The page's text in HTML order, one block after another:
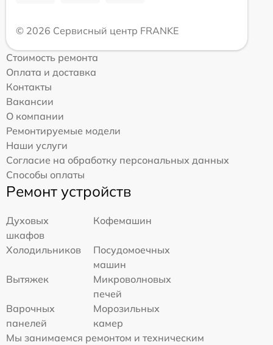
© 2026 Сервисный центр FRANKE
Стоимость ремонта
Оплата и доставка
Контакты
Вакансии
О компании
Ремонтируемые модели
Наши услуги
Согласие на обработку персональных данных
Способы оплаты
Ремонт устройств
Духовых
шкафов
Кофемашин
Холодильников
Посудомоечных
машин
Вытяжек
Микроволновых
печей
Варочных
панелей
Морозильных
камер
Мы занимаемся ремонтом и техническим